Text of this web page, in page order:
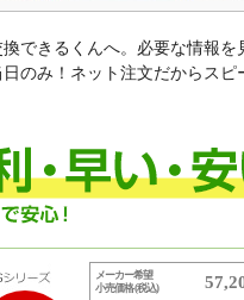
できるくんへ。必要な情報を
のみ！ネット注文だからスピ
メーカー希望
小売価格 (税込)